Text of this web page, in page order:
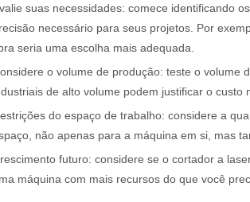
suas necessidades: comece identificando
necessário para seus projetos. Por
seria uma escolha mais adequada.
o volume de produção: teste o volume
de alto volume podem justificar o
do espaço de trabalho: considere a
não apenas para a máquina em si, mas
futuro: considere se o cortador a
máquina com mais recursos do que você